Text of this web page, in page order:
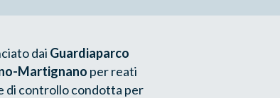
dai Guardiaparco
Martignano per reati
di controllo condotta per